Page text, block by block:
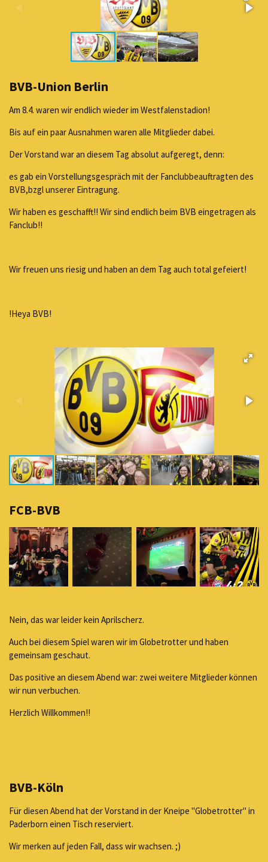
BVB-Union Berlin
Am 8.4. waren wir endlich wieder im Westfalenstadion!
Bis auf ein paar Ausnahmen waren alle Mitglieder dabei.
Der Vorstand war an diesem Tag absolut aufgeregt, denn:
es gab ein Vorstellungsgespräch mit der Fanclubbeauftragten des
BVB,bzgl unserer Eintragung.
Wir haben es geschafft!! Wir sind endlich beim BVB eingetragen als
Fanclub!!
Wir freuen uns riesig und haben an dem Tag auch total gefeiert!
!Heya BVB!
FCB-BVB
Nein, das war leider kein Aprilscherz.
Auch bei diesem Spiel waren wir im Globetrotter und haben
gemeinsam geschaut.
Das positive an diesem Abend war: zwei weitere Mitglieder können
wir nun verbuchen.
Herzlich Willkommen!!
BVB-Köln
Für diesen Abend hat der Vorstand in der Kneipe "Globetrotter" in
Paderborn einen Tisch reserviert.
Wir merken auf jeden Fall, dass wir wachsen. ;)